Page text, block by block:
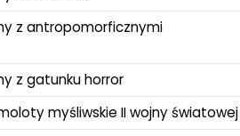
z antropomorficznymi
z gatunku horror
myśliwskie II wojny światowej